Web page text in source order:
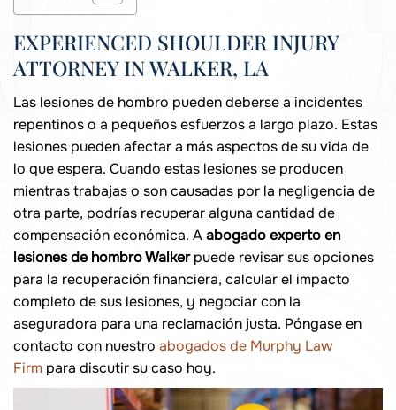
EXPERIENCED SHOULDER INJURY
ATTORNEY IN WALKER, LA
Las lesiones de hombro pueden deberse a incidentes
repentinos o a pequeños esfuerzos a largo plazo. Estas
lesiones pueden afectar a más aspectos de su vida de
lo que espera. Cuando estas lesiones se producen
mientras trabajas o son causadas por la negligencia de
otra parte, podrías recuperar alguna cantidad de
compensación económica. Aabogado experto en
lesiones de hombro Walkerpuede revisar sus opciones
para la recuperación financiera, calcular el impacto
completo de sus lesiones, y negociar con la
aseguradora para una reclamación justa. Póngase en
contacto con nuestro abogados de Murphy Law
Firm para discutir su caso hoy.